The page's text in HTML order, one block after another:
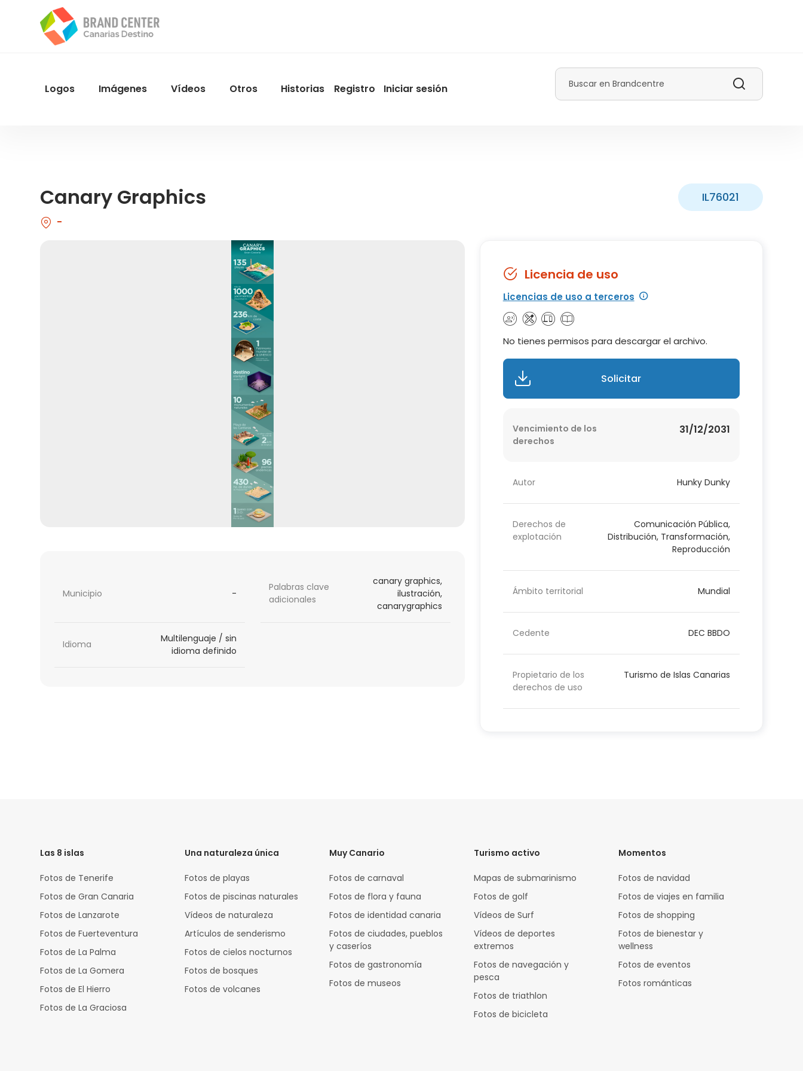
contenido
Menu
Logos Imágenes Vídeos Otros Historias
User
Registro Iniciar sesión
Buscar
Canary Graphics IL76021
-
Municipio -
Palabras clave
adicionales
canary graphics,
ilustración,
canarygraphics
Idioma
Multilenguaje / sin
idioma definido
Licencia de uso
Licencias de uso a terceros
No tienes permisos para descargar el archivo.
Solicitar
Vencimiento de los
derechos
31/12/2031
Autor Hunky Dunky
Derechos de
explotación
Comunicación Pública,
Distribución, Transformación,
Reproducción
Ámbito territorial Mundial
Cedente DEC BBDO
Propietario de los
derechos de uso
Turismo de Islas Canarias
Las 8 islas
Fotos de Tenerife
Fotos de Gran Canaria
Fotos de Lanzarote
Fotos de Fuerteventura
Fotos de La Palma
Fotos de La Gomera
Fotos de El Hierro
Fotos de La Graciosa
Una naturaleza única
Fotos de playas
Fotos de piscinas naturales
Vídeos de naturaleza
Artículos de senderismo
Fotos de cielos nocturnos
Fotos de bosques
Fotos de volcanes
Muy Canario
Fotos de carnaval
Fotos de flora y fauna
Fotos de identidad canaria
Fotos de ciudades, pueblos
y caseríos
Fotos de gastronomía
Fotos de museos
Turismo activo
Mapas de submarinismo
Fotos de golf
Vídeos de Surf
Vídeos de deportes
extremos
Fotos de navegación y
pesca
Fotos de triathlon
Fotos de bicicleta
Momentos
Fotos de navidad
Fotos de viajes en familia
Fotos de shopping
Fotos de bienestar y
wellness
Fotos de eventos
Fotos románticas